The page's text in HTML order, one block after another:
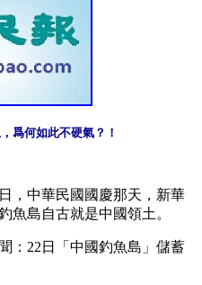
爲何如此不硬氣？！
，中華民國國慶那天，新華
魚島自古就是中國領土。
：22日「中國釣魚島」儲蓄